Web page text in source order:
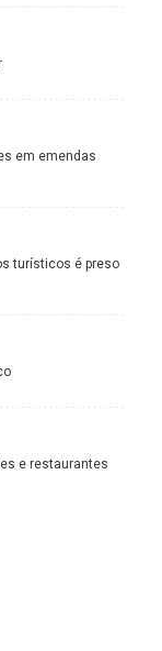
em emendas
turísticos é preso
e restaurantes